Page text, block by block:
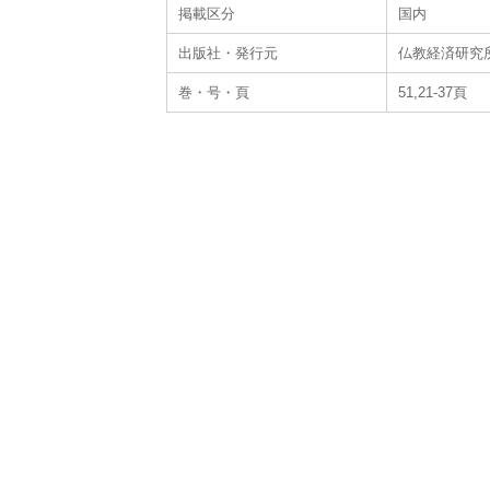
掲載区分 国内
出版社・発行元 仏教経済研究
巻・号・頁 51,21-37頁